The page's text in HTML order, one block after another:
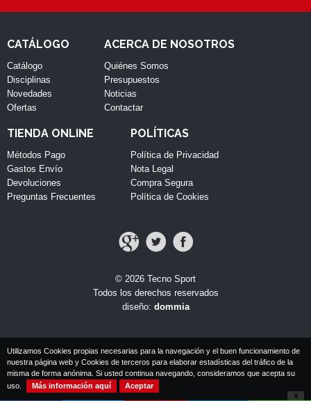
CATÁLOGO
Catálogo
Disciplinas
Novedades
Ofertas
ACERCA DE NOSOTROS
Quiénes Somos
Presupuestos
Noticias
Contactar
TIENDA ONLINE
Métodos Pago
Gastos Envío
Devoluciones
Preguntas Frecuentes
POLÍTICAS
Política de Privacidad
Nota Legal
Compra Segura
Política de Cookies
© 2026 Tecno Sport
Todos los derechos reservados
diseño: dommia
Utilizamos Cookies propias necesarias para la navegación y el buen funcionamiento de
nuestra página web y Cookies de terceros para elaborar estadísticas del tráfico de la
misma de forma anónima. Si usted continua navegando, consideramos que acepta su
uso.
Más información aquí Aceptar
X